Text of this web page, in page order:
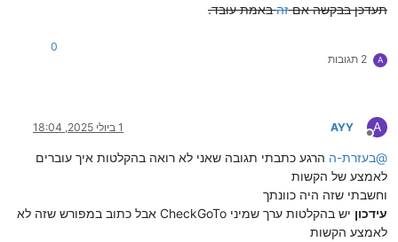
תעדכן בבקשה אםזהבאמת עובד.
A 2 תגובות
0
A
מנותק
AYY 1 ביולי 2025, 18:04
@בעזרת-ה הרגע כתבתי תגובה שאני לא רואה בהקלטות איך עוברים
לאמצע של הקשות
וחשבתי שזה היה כוונתך
עידכון
יש בהקלטות ערך שמיני CheckGoTo אבל כתוב במפורש שזה לא
לאמצע הקשות